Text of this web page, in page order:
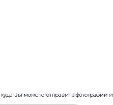
вы можете отправить фотографии